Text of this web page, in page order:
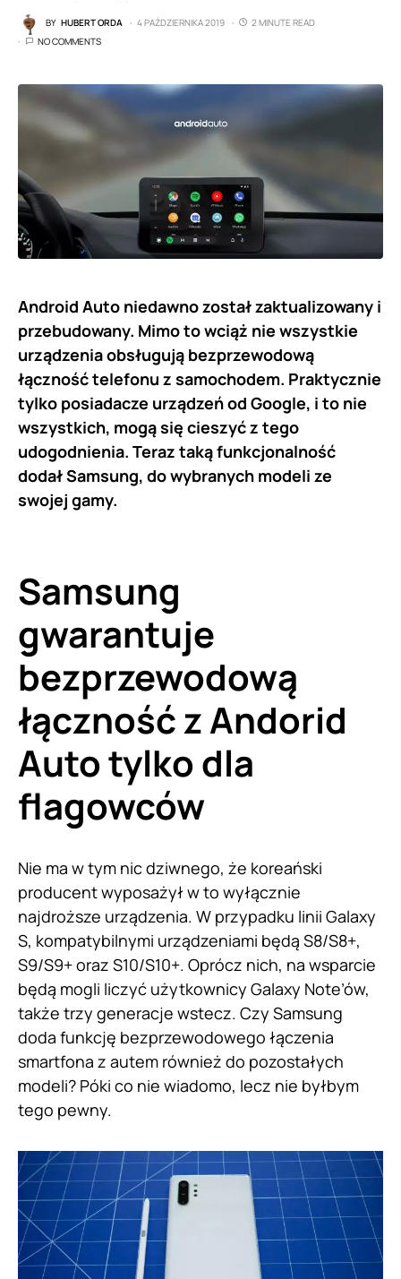
BY HUBERT ORDA 4 PAŹDZIERNIKA 2019
2 MINUTE READ
NO COMMENTS
Android Auto niedawno został zaktualizowany i
przebudowany. Mimo to wciąż nie wszystkie
urządzenia obsługują bezprzewodową
łączność telefonu z samochodem. Praktycznie
tylko posiadacze urządzeń od Google, i to nie
wszystkich, mogą się cieszyć z tego
udogodnienia. Teraz taką funkcjonalność
dodał Samsung, do wybranych modeli ze
swojej gamy.
Samsung
gwarantuje
bezprzewodową
łączność z Andorid
Auto tylko dla
flagowców
Nie ma w tym nic dziwnego, że koreański
producent wyposażył w to wyłącznie
najdroższe urządzenia. W przypadku linii Galaxy
S, kompatybilnymi urządzeniami będą S8/S8+,
S9/S9+ oraz S10/S10+. Oprócz nich, na wsparcie
będą mogli liczyć użytkownicy Galaxy Note’ów,
także trzy generacje wstecz. Czy Samsung
doda funkcję bezprzewodowego łączenia
smartfona z autem również do pozostałych
modeli? Póki co nie wiadomo, lecz nie byłbym
tego pewny.